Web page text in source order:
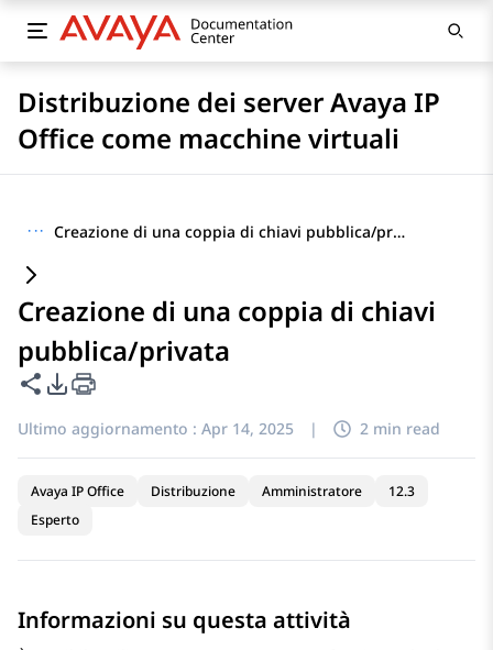
Distribuzione dei server Avaya IP
Office come macchine virtuali
··· Creazione di una coppia di chiavi pubblica/privata
Creazione di una coppia di chiavi
pubblica/privata
Condividi questa pagina
Opzioni di esportazione PDF
Ultimo aggiornamento : Apr 14, 2025 | 2 min read
Avaya IP Office Distribuzione Amministratore
12.3
Esperto
Informazioni su questa attività